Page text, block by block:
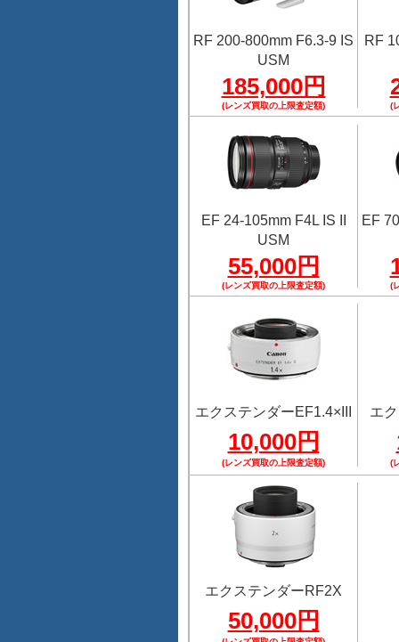
RF 200-800mm F6.3-9 IS
USM
185,000円
(レンズ買取の上限査定額)
RF
(
EF 24-105mm F4L IS II
USM
55,000円
(レンズ買取の上限査定額)
EF
(
エクステンダーEF1.4×III
10,000円
(レンズ買取の上限査定額)
エ
(
エクステンダーRF2X
50,000円